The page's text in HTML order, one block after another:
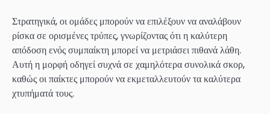
Στρατηγικά, οι ομάδες μπορούν να επιλέξουν να αναλάβουν
ρίσκα σε ορισμένες τρύπες, γνωρίζοντας ότι η καλύτερη
απόδοση ενός συμπαίκτη μπορεί να μετριάσει πιθανά λάθη.
Αυτή η μορφή οδηγεί συχνά σε χαμηλότερα συνολικά σκορ,
καθώς οι παίκτες μπορούν να εκμεταλλευτούν τα καλύτερα
χτυπήματά τους.